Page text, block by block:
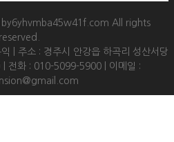
All rights
reserved.
| 주소 : 경주시 안강읍 하곡리 성산서당
전화 : 010-5099-5900 | 이메일 :